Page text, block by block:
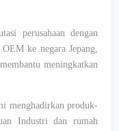
perusahaan dengan
ke negara Jepang,
meningkatkan
menghadirkan produk-
Industri dan rumah